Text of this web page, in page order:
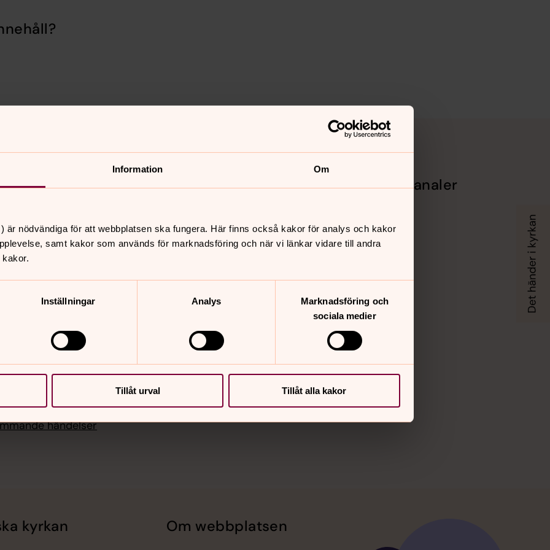
Information Om
är nödvändiga för att webbplatsen ska fungera. Här finns också kakor för analys och kakor
samt kakor som används för marknadsföring och när vi länkar vidare till andra
Inställningar Analys
Marknadsföring och
sociala medier
Tillåt urval Tillåt alla kakor
med söndagsskola i
Lokrantz, Örby kyrka
i Skene kyrka,
Skene kyrka
i Svenasjö
Svenasjö kyrka
händelser
Hitta snabbt Sociala kanaler
Instagram
Vimeo
kyrkan Om webbplatsen